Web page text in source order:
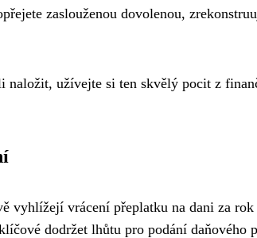
zaslouženou dovolenou,
užívejte si ten skvělý pocit z
vyhlížejí vrácení přeplatku na dani za
dodržet lhůtu pro podání daňového